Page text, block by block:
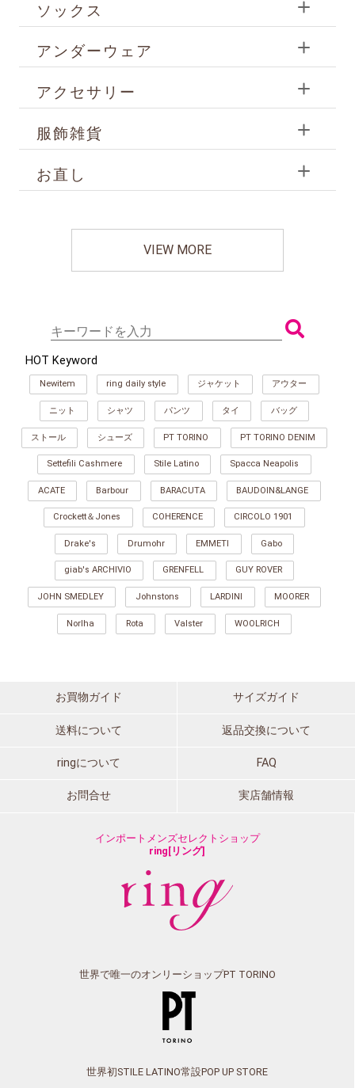
ソックス
アンダーウェア
アクセサリー
服飾雑貨
お直し
VIEW MORE
HOT Keyword
Newitem ring daily style ジャケット アウター
ニット シャツ パンツ タイ バッグ
ストール シューズ PT TORINO PT TORINO DENIM
Settefili Cashmere Stile Latino Spacca Neapolis
ACATE Barbour BARACUTA BAUDOIN&LANGE
Crockett＆Jones COHERENCE CIRCOLO 1901
Drake's Drumohr EMMETI Gabo
giab's ARCHIVIO GRENFELL GUY ROVER
JOHN SMEDLEY Johnstons LARDINI MOORER
Norlha Rota Valster WOOLRICH